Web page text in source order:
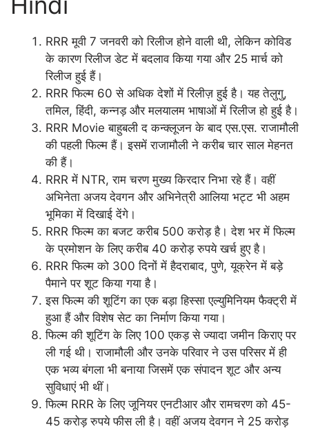
RRR मूवी 7 जनवरी को रिलीज होने वाली थी, लेकिन कोविड
के कारण रिलीज डेट में बदलाव किया गया और 25 मार्च को
रिलीज हुई हैं।
RRR फिल्म 60 से अधिक देशों में रिलीज़ हुई है। यह तेलुगु,
तमिल, हिंदी, कन्नड़ और मलयालम भाषाओं में रिलीज हो हुई है।
RRR Movie बाहुबली द कन्क्लूजन के बाद एस.एस. राजामौली
की पहली फिल्म हैं। इसमें राजामौली ने करीब चार साल मेहनत
की हैं।
RRR में NTR, राम चरण मुख्य किरदार निभा रहे हैं। वहीं
अभिनेता अजय देवगन और अभिनेत्री आलिया भट्ट भी अहम
भूमिका में दिखाई देंगे।
RRR फिल्म का बजट करीब 500 करोड़ है। देश भर में फिल्म
के प्रमोशन के लिए करीब 40 करोड़ रुपये खर्च हुए है।
RRR फिल्म को 300 दिनों में हैदराबाद, पुणे, यूक्रेन में बड़े
पैमाने पर शूट किया गया है।
इस फिल्म की शूटिंग का एक बड़ा हिस्सा एल्युमिनियम फैक्ट्री में
हुआ हैं और विशेष सेट का निर्माण किया गया।
फिल्म की शूटिंग के लिए 100 एकड़ से ज्यादा जमीन किराए पर
ली गई थी। राजामौली और उनके परिवार ने उस परिसर में ही
एक भव्य बंगला भी बनाया जिसमें एक संपादन शूट और अन्य
सुविधाएं भी थीं।
फिल्म RRR के लिए जूनियर एनटीआर और रामचरण को 45-
45 करोड़ रुपये फीस ली है। वहीं अजय देवगन ने 25 करोड़